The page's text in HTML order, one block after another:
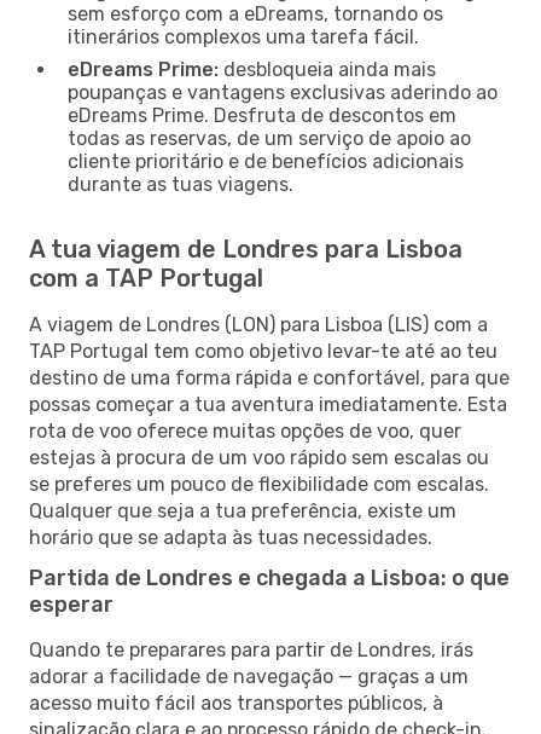
sem esforço com a eDreams, tornando os
itinerários complexos uma tarefa fácil.
eDreams Prime: desbloqueia ainda mais
poupanças e vantagens exclusivas aderindo ao
eDreams Prime. Desfruta de descontos em
todas as reservas, de um serviço de apoio ao
cliente prioritário e de benefícios adicionais
durante as tuas viagens.
A tua viagem de Londres para Lisboa
com a TAP Portugal
A viagem de Londres (LON) para Lisboa (LIS) com a
TAP Portugal tem como objetivo levar-te até ao teu
destino de uma forma rápida e confortável, para que
possas começar a tua aventura imediatamente. Esta
rota de voo oferece muitas opções de voo, quer
estejas à procura de um voo rápido sem escalas ou
se preferes um pouco de flexibilidade com escalas.
Qualquer que seja a tua preferência, existe um
horário que se adapta às tuas necessidades.
Partida de Londres e chegada a Lisboa: o que
esperar
Quando te preparares para partir de Londres, irás
adorar a facilidade de navegação — graças a um
acesso muito fácil aos transportes públicos, à